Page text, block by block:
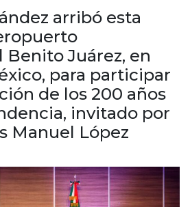
Humor
Marcos Juárez
Río Primero
de Calamuchita
María y norte
Cruz del Eje
de Ansenuza
Carlota y zona
y sur
Río Tercero
arribó esta
Juárez, en
para participar
de los 200 años
invitado por
Manuel López